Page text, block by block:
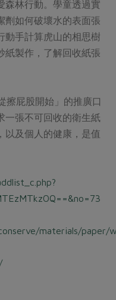
森林行動。學童透過實
劑如何破壞水的表面張
動手計算虎山的相思樹
紙製作，了解回收紙張
擦屁股開始」的推廣口
一張不可回收的衛生紙
以及個人的健康，是值
materials/paper/